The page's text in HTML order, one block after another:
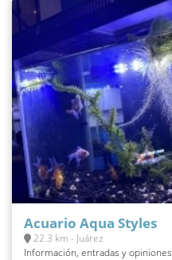
Acuario Aqua Styles
22.3 km - Juárez
Información, entradas y opiniones